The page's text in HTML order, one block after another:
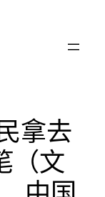
拿去
（文